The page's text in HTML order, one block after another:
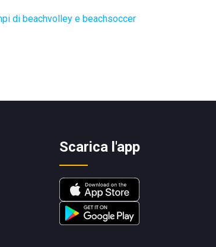
di beachvolley e beachsoccer
Scarica l'app